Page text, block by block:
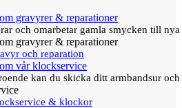
gravyrer & reparationer
och omarbetar gamla smycken till
gravyrer & reparationer
och reparation
vår klockservice
kan du skicka ditt armbandsur
& klockor